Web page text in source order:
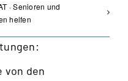
· Senioren und
helfen
von den